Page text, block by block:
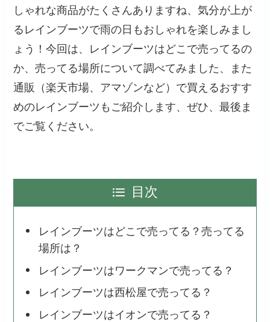
しゃれな商品がたくさんありますね、気分が上が
るレインブーツで雨の日もおしゃれを楽しみまし
ょう！今回は、レインブーツはどこで売ってるの
か、売ってる場所について調べてみました、また
通販（楽天市場、アマゾンなど）で買えるおすす
めのレインブーツもご紹介します、ぜひ、最後ま
でご覧ください。
目次
レインブーツはどこで売ってる？売ってる
場所は？
レインブーツはワークマンで売ってる？
レインブーツは西松屋で売ってる？
レインブーツはイオンで売ってる？